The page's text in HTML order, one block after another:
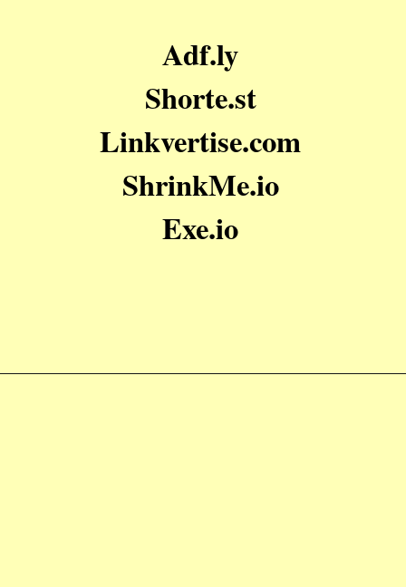
Adf.ly
Shorte.st
Linkvertise.com
ShrinkMe.io
Exe.io